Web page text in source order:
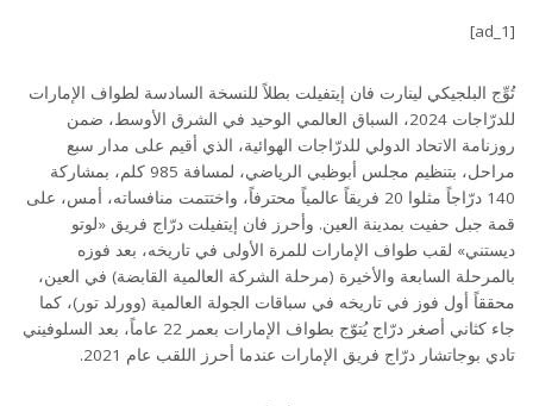
[ad_1]
تُوِّج البلجيكي لينارت فان إيتفيلت بطلاً للنسخة السادسة لطواف الإمارات
للدرّاجات 2024، السباق العالمي الوحيد في الشرق الأوسط، ضمن
روزنامة الاتحاد الدولي للدرّاجات الهوائية، الذي أقيم على مدار سبع
مراحل، بتنظيم مجلس أبوظبي الرياضي، لمسافة 985 كلم، بمشاركة
140 درّاجاً مثلوا 20 فريقاً عالمياً محترفاً، واختتمت منافساته، أمس، على
قمة جبل حفيت بمدينة العين. وأحرز فان إيتفيلت درّاج فريق «لوتو
ديستني» لقب طواف الإمارات للمرة الأولى في تاريخه، بعد فوزه
بالمرحلة السابعة والأخيرة (مرحلة الشركة العالمية القابضة) في العين،
محققاً أول فوز في تاريخه في سباقات الجولة العالمية (وورلد تور)، كما
جاء كثاني أصغر درّاج يُتوّج بطواف الإمارات بعمر 22 عاماً، بعد السلوفيني
تادي بوجاتشار درّاج فريق الإمارات عندما أحرز اللقب عام 2021.